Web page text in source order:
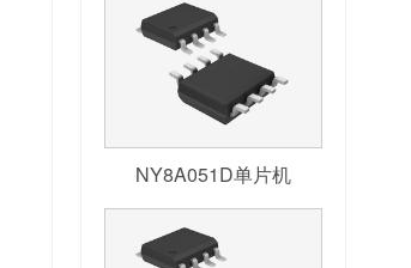
NY8A051D单片机